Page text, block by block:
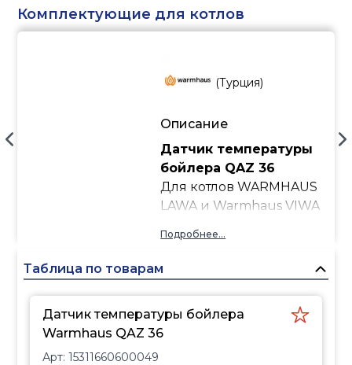
Комплектующие для котлов
(Турция)
Описание
Датчик температуры
бойлера QAZ 36
Для котлов WARMHAUS
LAWA и Warmhaus VIWA
Подробнее...
Таблица по товарам
Датчик температуры бойлера
Warmhaus QAZ 36
Арт:15311660600049